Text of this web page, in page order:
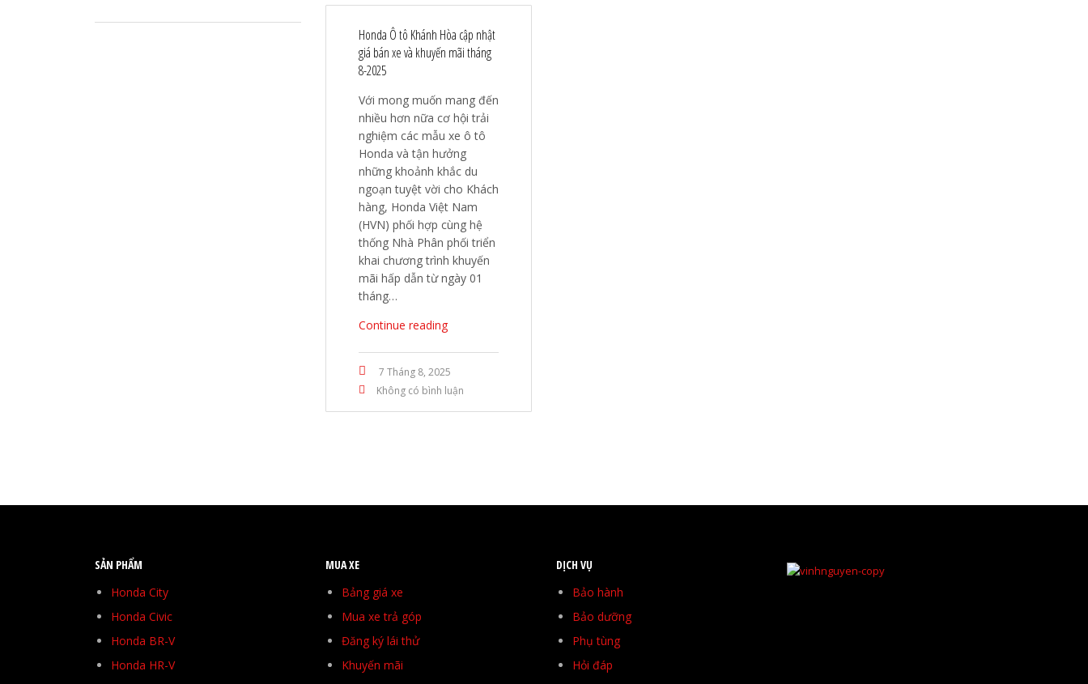
Honda Ô tô Khánh Hòa cập nhật
giá bán xe và khuyến mãi tháng
8-2025
Với mong muốn mang đến
nhiều hơn nữa cơ hội trải
nghiệm các mẫu xe ô tô
Honda và tận hưởng
những khoảnh khắc du
ngoạn tuyệt vời cho Khách
hàng, Honda Việt Nam
(HVN) phối hợp cùng hệ
thống Nhà Phân phối triển
khai chương trình khuyến
mãi hấp dẫn từ ngày 01
tháng…
Continue reading
7 Tháng 8, 2025
Không có bình luận
SẢN PHẨM
Honda City
Honda Civic
Honda BR-V
Honda HR-V
MUA XE
Bảng giá xe
Mua xe trả góp
Đăng ký lái thử
Khuyến mãi
DỊCH VỤ
Bảo hành
Bảo dưỡng
Phụ tùng
Hỏi đáp